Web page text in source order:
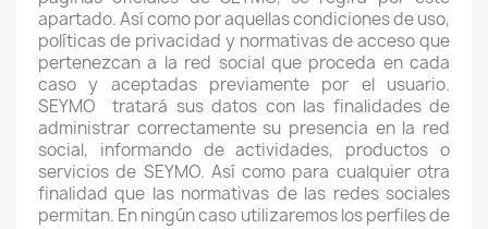
apartado. Así como por aquellas condiciones de uso,
políticas de privacidad y normativas de acceso que
pertenezcan a la red social que proceda en cada
caso y aceptadas previamente por el usuario.
SEYMO
tratará sus datos con las finalidades de
administrar correctamente su presencia en la red
social, informando de actividades, productos o
servicios de SEYMO. Así como para cualquier otra
finalidad que las normativas de las redes sociales
permitan. En ningún caso utilizaremos los perfiles de